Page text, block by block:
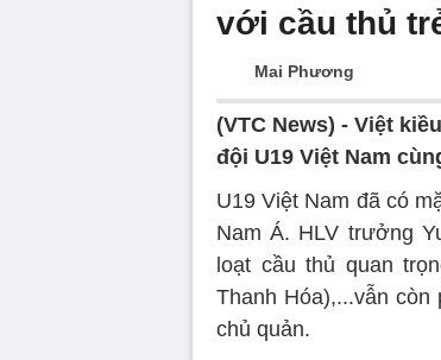
với cầu thủ
Mai Phương
(VTC News) - Việt
đội U19 Việt Nam
U19 Việt Nam đã có
Nam Á. HLV trưởng
loạt cầu thủ quan
Thanh Hóa),...vẫn còn
chủ quản.